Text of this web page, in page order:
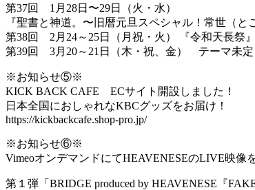
第37回 1月28日〜29日（火・水）
『聖書と神道。〜旧暦元旦スペシャル！常世（と
第38回 2月24～25日（月祝・火） 『令和天長祭
第39回 3月20～21日（木・祝、金） テーマ未
※お知らせ⑤※
KICK BACK CAFE ECサイト開設しました！
日本全国におしゃれなKBCグッズをお届け！
https://kickbackcafe.shop-pro.jp/
※お知らせ⑥※
VimeoオンデマンドにてHEAVENESEのLIVE映像
第１弾「BRIDGE produced by HEAVENESE『